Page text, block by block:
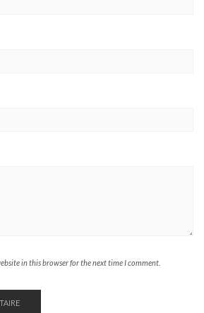
in this browser for the next time I comment.